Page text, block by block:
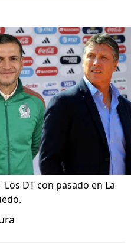
Los DT con pasado en La